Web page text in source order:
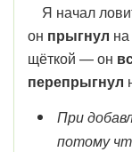
Я начал
он прыгнул
щёткой — он
перепрыгнул
При
потому